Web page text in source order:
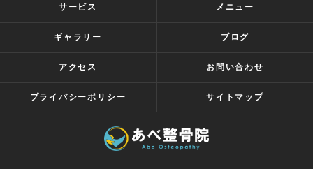
サービス メニュー
ギャラリー ブログ
アクセス お問い合わせ
プライバシーポリシー サイトマップ